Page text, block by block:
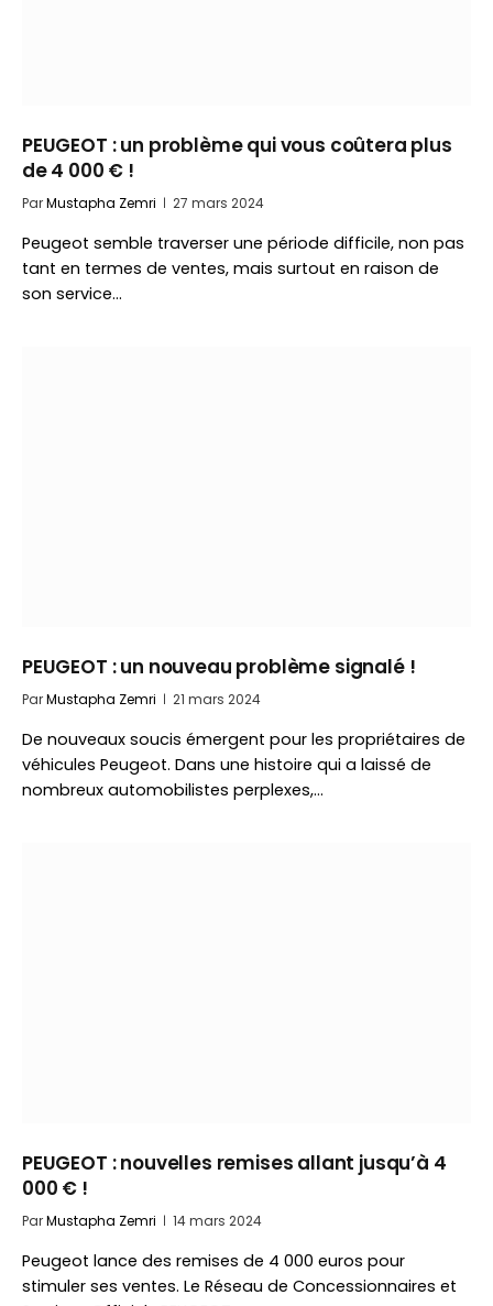
PEUGEOT : un problème qui vous coûtera plus
de 4 000 € !
ParMustapha Zemri 27 mars 2024
Peugeot semble traverser une période difficile, non pas
tant en termes de ventes, mais surtout en raison de
son service…
PEUGEOT : un nouveau problème signalé !
ParMustapha Zemri 21 mars 2024
De nouveaux soucis émergent pour les propriétaires de
véhicules Peugeot. Dans une histoire qui a laissé de
nombreux automobilistes perplexes,…
PEUGEOT : nouvelles remises allant jusqu’à 4
000 € !
ParMustapha Zemri 14 mars 2024
Peugeot lance des remises de 4 000 euros pour
stimuler ses ventes. Le Réseau de Concessionnaires et